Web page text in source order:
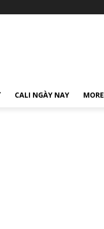
CALI NGÀY NAY MORE